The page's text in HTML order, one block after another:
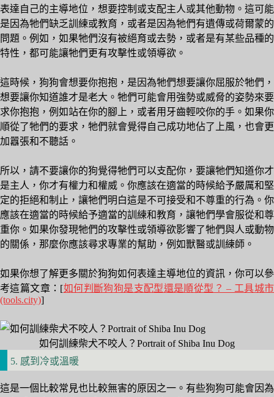
表達自己的主導地位，想要控制或支配主人或其他動物。這可能
是因為牠們缺乏訓練或教育，或者是因為牠們有遺傳或荷爾蒙的
問題。例如，如果牠們沒有被絕育或去勢，或者是有某些品種的
特性，都可能讓牠們更有攻擊性或領導欲。
這時候，狗狗會想要你抱抱，是因為牠們想要讓你屈服於牠們，
想要讓你知道誰才是老大。牠們可能會用強勢或威脅的姿勢來要
求你抱抱，例如站在你的腳上，或者用牙齒輕咬你的手。如果你
順從了牠們的要求，牠們就會覺得自己成功地佔了上風，也會更
加囂張和不聽話。
所以，請不要讓你的狗覺得牠們可以支配你，要讓牠們知道你才
是主人，你才有權力和權威。你應該在適當的時候給予嚴厲和堅
定的拒絕和制止，讓牠們明白這是不可接受和不尊重的行為。你
應該在適當的時候給予適當的訓練和教育，讓牠們學會服從和尊
重你。如果你發現牠們的攻擊性或領導欲影響了牠們與人或動物
的關係，那麼你應該尋求專業的幫助，例如獸醫或訓練師。
如果你想了解更多關於狗狗如何表達主導地位的資訊，你可以參
考這篇文章：[如何判斷狗狗是支配型還是順從型？ – 工具城市
(tools.city)]
如何訓練柴犬不咬人？Portrait of Shiba Inu Dog
5. 感到冷或溫暖
這是一個比較常見也比較無害的原因之一。有些狗狗可能會因為